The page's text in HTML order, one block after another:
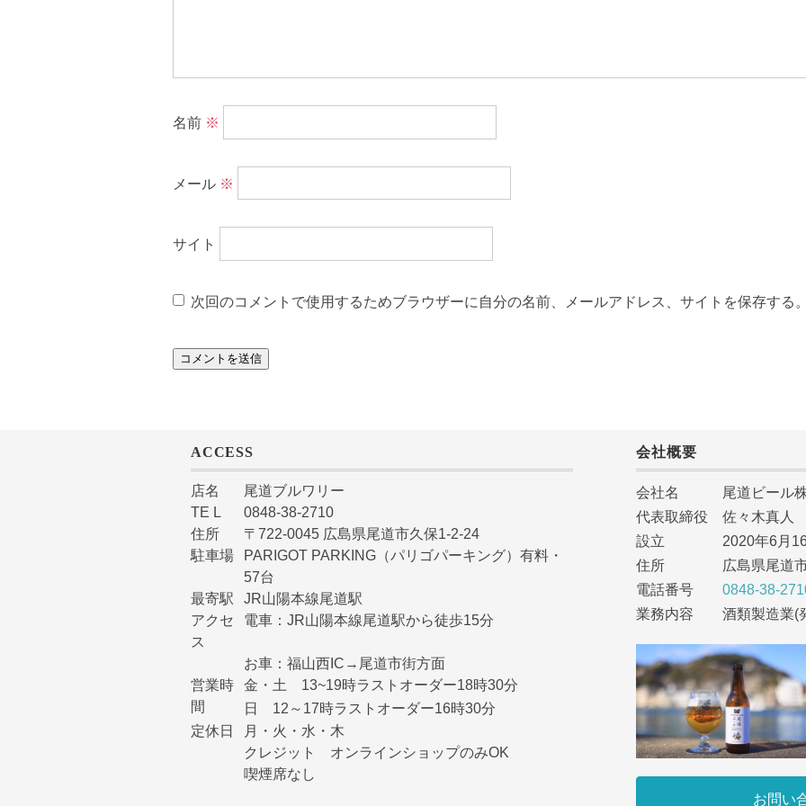
名前 ※
メール ※
サイト
次回のコメントで使用するためブラウザーに自分の名前、メールアドレス、サイトを保存する
ACCESS
店名
尾道ブルワリー
TE L
0848-38-2710
住所
〒722-0045 広島県尾道市久保1-2-24
駐車場
PARIGOT PARKING（パリゴパーキング）有料・
57台
最寄駅
JR山陽本線尾道駅
アクセ
ス
電車：JR山陽本線尾道駅から徒歩15分
お車：福山西IC→尾道市街方面
営業時
間
金・土 13~19時ラストオーダー18時30分
日 12～17時ラストオーダー16時30分
定休日
月・火・水・木
クレジット オンラインショップのみOK
喫煙席なし
会社概要
会社名 尾道ビール株
代表取締役 佐々木真人
設立 2020年6月16
住所 広島県尾道市
電話番号0848-38-
業務内容 酒類製造業(
お問い